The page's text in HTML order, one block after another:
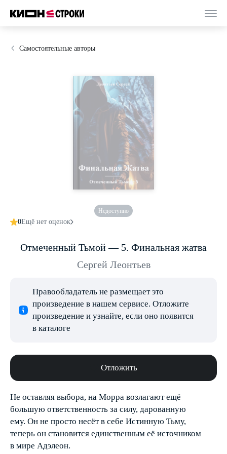
Самостоятельные авторы
Недоступно
0Ещё нет оценок
Отмеченный Тьмой — 5. Финальная жатва
Сергей Леонтьев
Правообладатель не размещает это
произведение в нашем сервисе. Отложите
произведение и узнайте, если оно появится
в каталоге
Отложить
Не оставляя выбора, на Морра возлагают ещё
большую ответственность за силу, дарованную
ему. Он не просто несёт в себе Истинную Тьму,
теперь он становится единственным её источником
в мире Адэлеон.